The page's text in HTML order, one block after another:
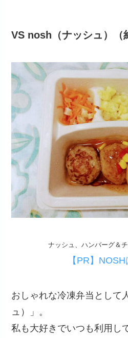
VS nosh（ナッシュ）（
ナッシュ、ハンバーグ＆
【PR】
おしゃれな冷凍弁当として
ュ）」。
私も大好きでいつも利用し